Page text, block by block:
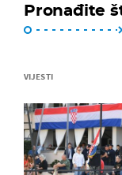
Pronađite
VIJESTI